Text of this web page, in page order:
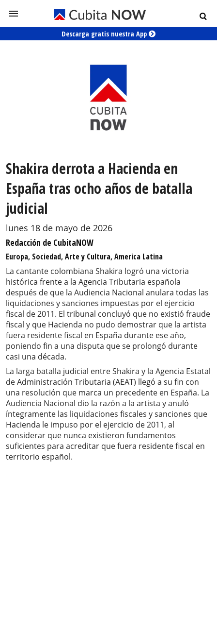
Descarga gratis nuestra App
Shakira derrota a Hacienda en
España tras ocho años de batalla
judicial
lunes 18 de mayo de 2026
Redacción de CubitaNOW
Europa, Sociedad, Arte y Cultura, America Latina
La cantante colombiana Shakira logró una victoria
histórica frente a la Agencia Tributaria española
después de que la Audiencia Nacional anulara todas las
liquidaciones y sanciones impuestas por el ejercicio
fiscal de 2011. El tribunal concluyó que no existió fraude
fiscal y que Hacienda no pudo demostrar que la artista
fuera residente fiscal en España durante ese año,
poniendo fin a una disputa que se prolongó durante
casi una década.
La larga batalla judicial entre Shakira y la Agencia Estatal
de Administración Tributaria (AEAT) llegó a su fin con
una resolución que marca un precedente en España. La
Audiencia Nacional dio la razón a la artista y anuló
íntegramente las liquidaciones fiscales y sanciones que
Hacienda le impuso por el ejercicio de 2011, al
considerar que nunca existieron fundamentos
suficientes para acreditar que fuera residente fiscal en
territorio español.